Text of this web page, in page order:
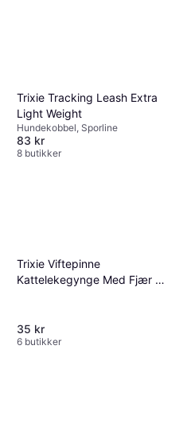
Trixie Tracking Leash Extra
Light Weight
Hundekobbel, Sporline
83 kr
8 butikker
Trixie Viftepinne
Kattelekegynge Med Fjær 50
35 kr
6 butikker